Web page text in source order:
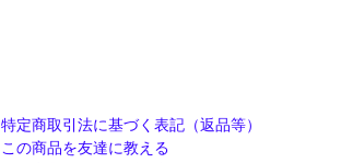
特定商取引法に基づく表記（返品等）
この商品を友達に教える